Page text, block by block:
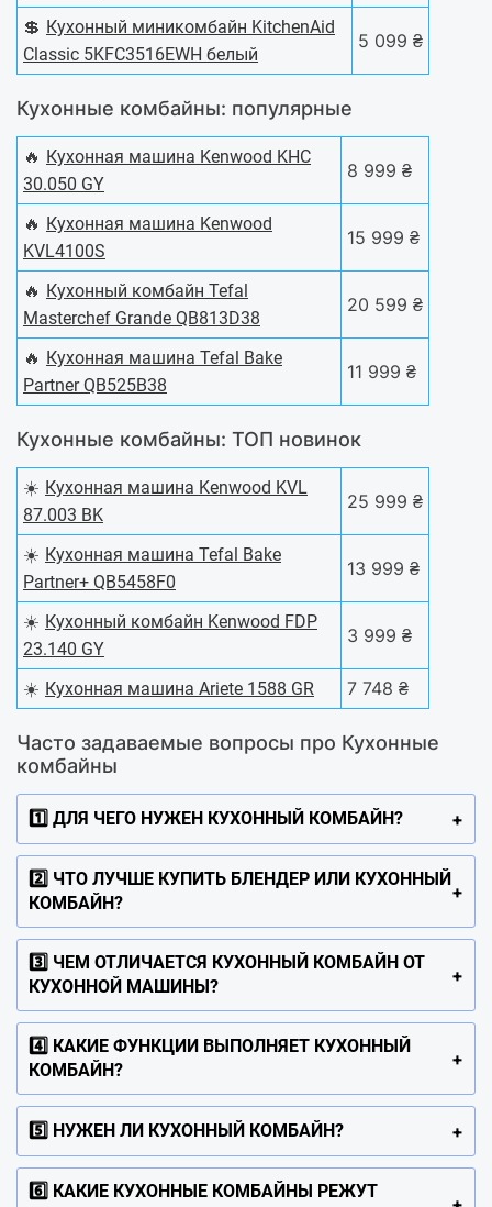
💲 Кухонный миникомбайн KitchenAid
Classic 5KFC3516EWH белый
5 099 ₴
Кухонные комбайны: популярные
🔥 Кухонная машина Kenwood KHC
30.050 GY
8 999 ₴
🔥 Кухонная машина Kenwood
KVL4100S
15 999 ₴
🔥 Кухонный комбайн Tefal
Masterchef Grande QB813D38
20 599 ₴
🔥 Кухонная машина Tefal Bake
Partner QB525B38
11 999 ₴
Кухонные комбайны: ТОП новинок
☀️ Кухонная машина Kenwood KVL
87.003 BK
25 999 ₴
☀️ Кухонная машина Tefal Bake
Partner+ QB5458F0
13 999 ₴
☀️ Кухонный комбайн Kenwood FDP
23.140 GY
3 999 ₴
☀️ Кухонная машина Ariete 1588 GR 7 748 ₴
Часто задаваемые вопросы про Кухонные
комбайны
1️⃣ ДЛЯ ЧЕГО НУЖЕН КУХОННЫЙ КОМБАЙН?
2️⃣ ЧТО ЛУЧШЕ КУПИТЬ БЛЕНДЕР ИЛИ КУХОННЫЙ
КОМБАЙН?
3️⃣ ЧЕМ ОТЛИЧАЕТСЯ КУХОННЫЙ КОМБАЙН ОТ
КУХОННОЙ МАШИНЫ?
4️⃣ КАКИЕ ФУНКЦИИ ВЫПОЛНЯЕТ КУХОННЫЙ
КОМБАЙН?
5️⃣ НУЖЕН ЛИ КУХОННЫЙ КОМБАЙН?
6️⃣ КАКИЕ КУХОННЫЕ КОМБАЙНЫ РЕЖУТ